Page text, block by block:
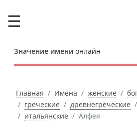
Значение имени онлайн
Главная Имена женские
греческие
древнегреческие
итальянские
Алфея